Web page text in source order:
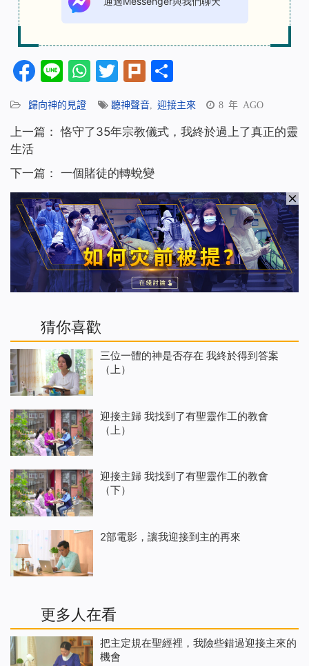
Facebook
LineWhatsApp
Twitter
Plurk
享
歸向神的見證 聽神聲音 迎接主來 8 年 AGO
上一篇： 恪守了35年宗教儀式，我終於過上了真正的靈
生活
下一篇： 一個賭徒的轉蛻變
猜你喜歡
三位一體的神是否存在 我終於得到答案
（上）
迎接主歸 我找到了有聖靈作工的教會
（上）
迎接主歸 我找到了有聖靈作工的教會
（下）
2部電影，讓我迎接到主的再來
更多人在看
把主定規在聖經裡，我險些錯過迎接主來的
機會